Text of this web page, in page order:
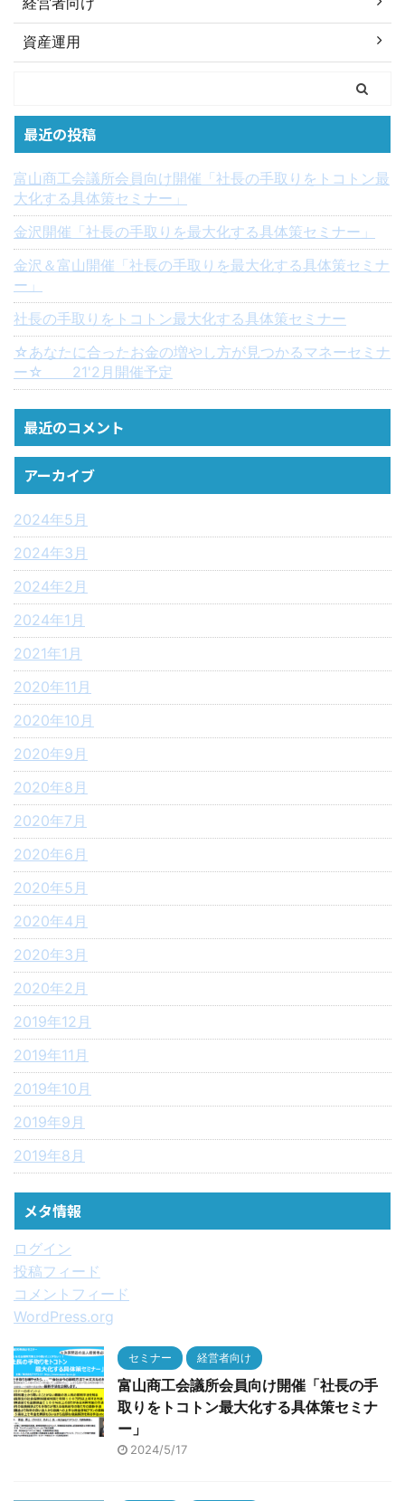
資産運用
最近の投稿
富山商工会議所会員向け開催「社長の手取りをトコトン最
大化する具体策セミナー」
金沢開催「社長の手取りを最大化する具体策セミナー」
金沢＆富山開催「社長の手取りを最大化する具体策セミナ
ー」
社長の手取りをトコトン最大化する具体策セミナー
☆あなたに合ったお金の増やし方が見つかるマネーセミナ
ー☆ 21'2月開催予定
最近のコメント
アーカイブ
2024年5月
2024年3月
2024年2月
2024年1月
2021年1月
2020年11月
2020年10月
2020年9月
2020年8月
2020年7月
2020年6月
2020年5月
2020年4月
2020年3月
2020年2月
2019年12月
2019年11月
2019年10月
2019年9月
2019年8月
メタ情報
ログイン
投稿フィード
コメントフィード
WordPress.org
セミナー 経営者向け
富山商工会議所会員向け開催「社長の手
取りをトコトン最大化する具体策セミナ
ー」
2024/5/17